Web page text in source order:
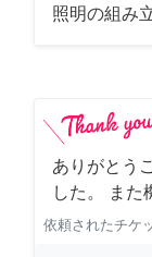
照明の組み
ありがとう
した。 また
依頼されたチケ